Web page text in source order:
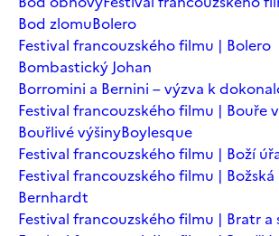
Bod zlomuBolero
Festival francouzského filmu | Bolero
Bombastický Johan
Borromini a Bernini – výzva k
Festival francouzského filmu | Bouře
Bouřlivé výšinyBoylesque
Festival francouzského filmu | Boží
Festival francouzského filmu | Božská
Bernhardt
Festival francouzského filmu | Bratr a